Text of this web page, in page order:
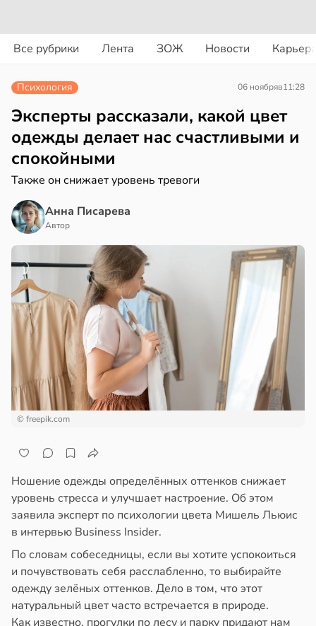
Все рубрики Лента ЗОЖ Новости
в13:55
в 21:42
Психология 06 ноябряв11:28
Эксперты рассказали, какой цвет
одежды делает нас счастливыми и
спокойными
Также он снижает уровень тревоги
Анна Писарева
Автор
© freepik.com
Ношение одежды определённых оттенков снижает
уровень стресса и улучшает настроение. Об этом
заявила эксперт по психологии цвета Мишель Льюис
в интервью Business Insider.
По словам собеседницы, если вы хотите успокоиться
и почувствовать себя расслабленно, то выбирайте
одежду зелёных оттенков. Дело в том, что этот
натуральный цвет часто встречается в природе.
Как известно, прогулки по лесу и парку придают нам
в17:40
19:25